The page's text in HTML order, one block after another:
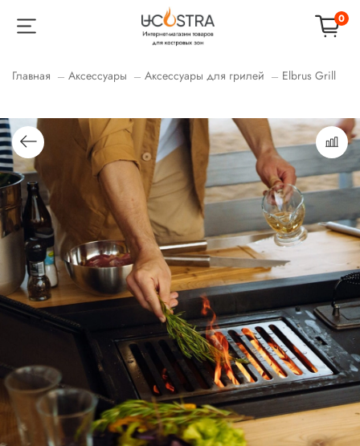
0
Главная Аксессуары Аксессуары для грилей Elbrus Grill